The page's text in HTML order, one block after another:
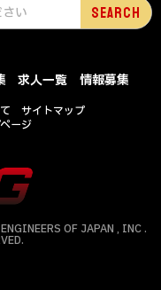
求人一覧
情報募集
サイトマップ
ージ
OF JAPAN , INC .